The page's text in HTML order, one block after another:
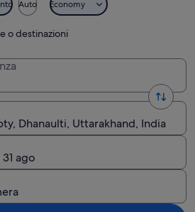
Auto Economy
o destinazioni
Dhanaulti, Uttarakhand, India
ago